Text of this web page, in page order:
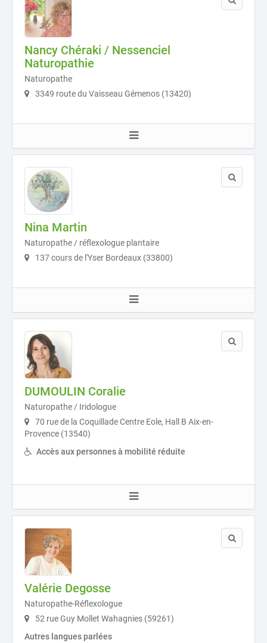
Nancy Chéraki / Nessenciel
Naturopathie
Naturopathe
3349 route du Vaisseau Gémenos (13420)
Nina Martin
Naturopathe / réflexologue plantaire
137 cours de l'Yser Bordeaux (33800)
DUMOULIN Coralie
Naturopathe / Iridologue
70 rue de la Coquillade Centre Eole, Hall B Aix-en-
Provence (13540)
Accès aux personnes à mobilité réduite
Valérie Degosse
Naturopathe-Réflexologue
52 rue Guy Mollet Wahagnies (59261)
Autres langues parlées